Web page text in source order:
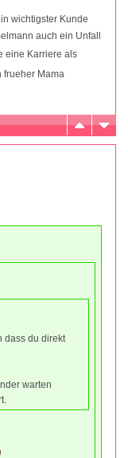
wichtigster Kunde
auch ein Unfall
eine Karriere als
frueher Mama
dass du direkt
warten